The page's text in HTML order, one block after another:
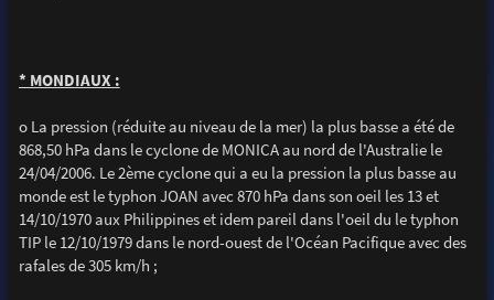
* MONDIAUX :
o La pression (réduite au niveau de la mer) la plus basse a été de
868,50 hPa dans le cyclone de MONICA au nord de l'Australie le
24/04/2006. Le 2ème cyclone qui a eu la pression la plus basse au
monde est le typhon JOAN avec 870 hPa dans son oeil les 13 et
14/10/1970 aux Philippines et idem pareil dans l'oeil du le typhon
TIP le 12/10/1979 dans le nord-ouest de l'Océan Pacifique avec des
rafales de 305 km/h ;